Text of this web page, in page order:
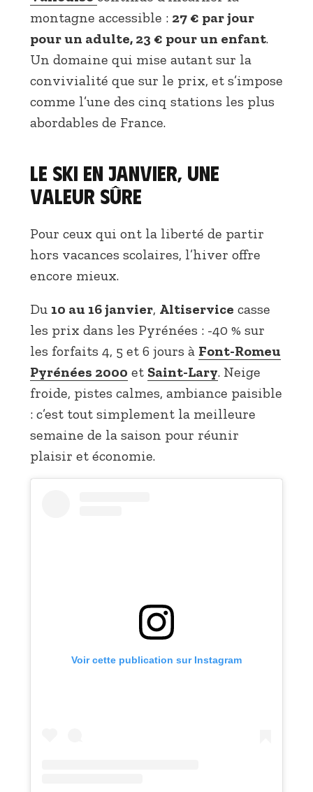
montagne accessible : 27 € par jour
pour un adulte, 23 € pour un enfant.
Un domaine qui mise autant sur la
convivialité que sur le prix, et s’impose
comme l’une des cinq stations les plus
abordables de France.
Le ski en janvier, une
valeur sûre
Pour ceux qui ont la liberté de partir
hors vacances scolaires, l’hiver offre
encore mieux.
Du 10 au 16 janvier, Altiservice casse
les prix dans les Pyrénées : -40 % sur
les forfaits 4, 5 et 6 jours à Font-Romeu
Pyrénées 2000 et Saint-Lary. Neige
froide, pistes calmes, ambiance paisible
: c’est tout simplement la meilleure
semaine de la saison pour réunir
plaisir et économie.
Voir cette publication sur Instagram